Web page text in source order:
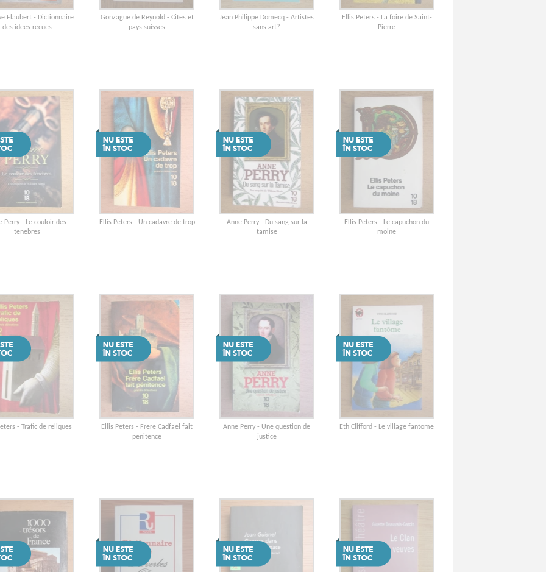
Flaubert - Dictionnaire
des idees recues
Gonzague de Reynold - Cites et
pays suisses
Jean Philippe Domecq - Artistes
sans art?
Ellis Peters - La foire de Saint-
Pierre
Perry - Le couloir des
tenebres
Ellis Peters - Un cadavre de trop
Anne Perry - Du sang sur la
tamise
Ellis Peters - Le capuchon du
moine
- Trafic de reliques
Ellis Peters - Frere Cadfael fait
penitence
Anne Perry - Une question de
justice
Eth Clifford - Le village fantome